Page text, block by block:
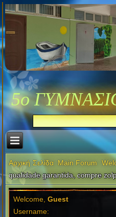
5ο
Αρχική Σελίδα Main Forum
qualidade garantida, compre
Welcome,Guest
Username: